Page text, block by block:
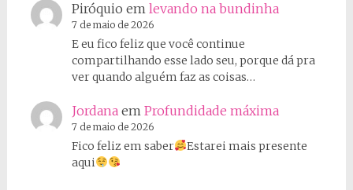
Piróquio em levando na bundinha
7 de maio de 2026
E eu fico feliz que você continue
compartilhando esse lado seu, porque dá pra
ver quando alguém faz as coisas…
Jordanaem Profundidade máxima
7 de maio de 2026
Fico feliz em saber
Estarei mais presente
aqui